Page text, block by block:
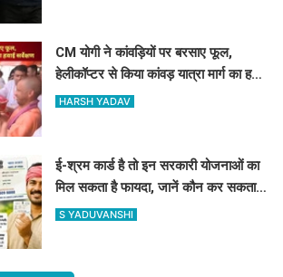
CM योगी ने कांवड़ियों पर बरसाए फूल,
हेलीकॉप्टर से किया कांवड़ यात्रा मार्ग का हवाई
सर्वेक्षण
HARSH YADAV
ई-श्रम कार्ड है तो इन सरकारी योजनाओं का
मिल सकता है फायदा, जानें कौन कर सकता है
रजिस्ट्रेशन
S YADUVANSHI